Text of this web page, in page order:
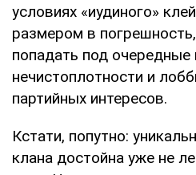
условиях «иудиного»
размером в
попадать под очередные
нечистоплотности и
партийных интересов.
Кстати, попутно:
клана достойна уже не